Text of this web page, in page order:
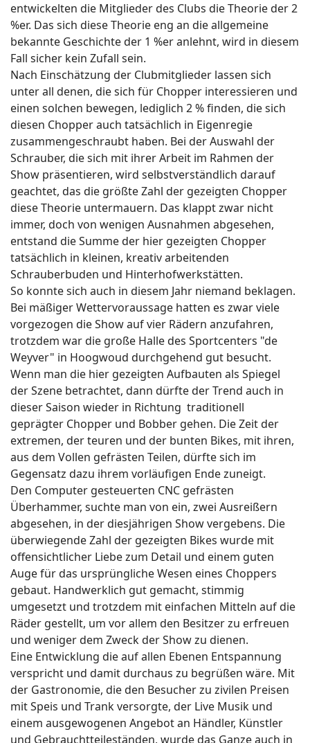
entwickelten die Mitglieder des Clubs die Theorie der 2
%er. Das sich diese Theorie eng an die allgemeine
bekannte Geschichte der 1 %er anlehnt, wird in diesem
Fall sicher kein Zufall sein.
Nach Einschätzung der Clubmitglieder lassen sich
unter all denen, die sich für Chopper interessieren und
einen solchen bewegen, lediglich 2 % finden, die sich
diesen Chopper auch tatsächlich in Eigenregie
zusammengeschraubt haben. Bei der Auswahl der
Schrauber, die sich mit ihrer Arbeit im Rahmen der
Show präsentieren, wird selbstverständlich darauf
geachtet, das die größte Zahl der gezeigten Chopper
diese Theorie untermauern. Das klappt zwar nicht
immer, doch von wenigen Ausnahmen abgesehen,
entstand die Summe der hier gezeigten Chopper
tatsächlich in kleinen, kreativ arbeitenden
Schrauberbuden und Hinterhofwerkstätten.
So konnte sich auch in diesem Jahr niemand beklagen.
Bei mäßiger Wettervoraussage hatten es zwar viele
vorgezogen die Show auf vier Rädern anzufahren,
trotzdem war die große Halle des Sportcenters "de
Weyver" in Hoogwoud durchgehend gut besucht.
Wenn man die hier gezeigten Aufbauten als Spiegel
der Szene betrachtet, dann dürfte der Trend auch in
dieser Saison wieder in Richtung traditionell
geprägter Chopper und Bobber gehen. Die Zeit der
extremen, der teuren und der bunten Bikes, mit ihren,
aus dem Vollen gefrästen Teilen, dürfte sich im
Gegensatz dazu ihrem vorläufigen Ende zuneigt.
Den Computer gesteuerten CNC gefrästen
Überhammer, suchte man von ein, zwei Ausreißern
abgesehen, in der diesjährigen Show vergebens. Die
überwiegende Zahl der gezeigten Bikes wurde mit
offensichtlicher Liebe zum Detail und einem guten
Auge für das ursprüngliche Wesen eines Choppers
gebaut. Handwerklich gut gemacht, stimmig
umgesetzt und trotzdem mit einfachen Mitteln auf die
Räder gestellt, um vor allem den Besitzer zu erfreuen
und weniger dem Zweck der Show zu dienen.
Eine Entwicklung die auf allen Ebenen Entspannung
verspricht und damit durchaus zu begrüßen wäre. Mit
der Gastronomie, die den Besucher zu zivilen Preisen
mit Speis und Trank versorgte, der Live Musik und
einem ausgewogenen Angebot an Händler, Künstler
und Gebrauchtteileständen, wurde das Ganze auch in